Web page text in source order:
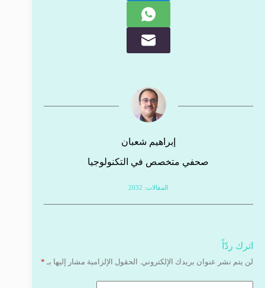
إبراهيم شعبان
صحفي متخصص في التكنولوجيا
المقالات: 2032
اترك ردّاً
لن يتم نشر عنوان بريدك الإلكتروني. الحقول الإلزامية مشار إليها بـ *